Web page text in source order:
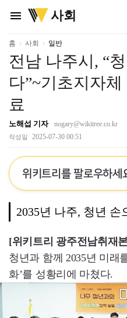
menu
위
키
리
사회
홈 사회 일반
전남 나주시, “
다”~기초지자체
료
노해섭 기자 nogary@wikitree.co.kr
작성일 2025-07-30 00:51
위키트리를 팔로우하세
2035년 나주, 청년 손
[위키트리 광주전남취재
청년과 함께 2035년 미래
화’를 성황리에 마쳤다.